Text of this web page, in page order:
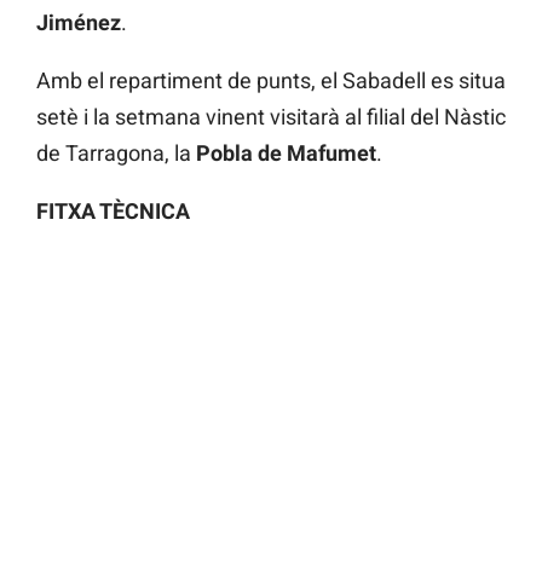
Jiménez.
Amb el repartiment de punts, el Sabadell es situa
setè i la setmana vinent visitarà al filial del Nàstic
de Tarragona, la Pobla de Mafumet.
FITXA TÈCNICA